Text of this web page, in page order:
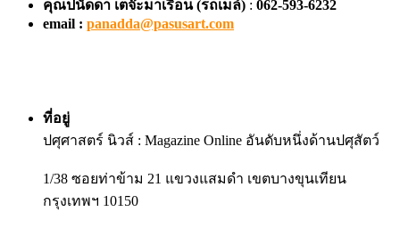
คุณปนัดดา เตจ๊ะมาเรือน (รถเมล์) : 062-593-6232
email : panadda@pasusart.com
ที่อยู่
ปศุศาสตร์ นิวส์ : Magazine Online อันดับหนึ่งด้านปศุสัตว์
1/38 ซอยท่าข้าม 21 แขวงแสมดำ เขตบางขุนเทียน
กรุงเทพฯ 10150